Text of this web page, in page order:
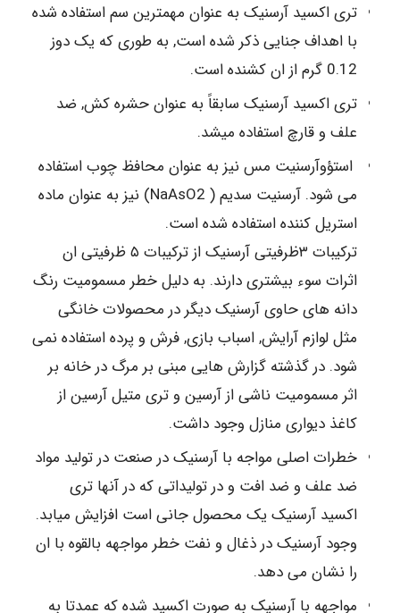
تری اکسید آرسنیک به عنوان مهمترین سم استفاده شده
با اهداف جنایی ذکر شده است, به طوری که یک دوز
0.12 گرم از ان کشنده است.
تری اکسید آرسنیک سابقاً به عنوان حشره کش, ضد
علف و قارچ استفاده میشد.
استؤوآرسنیت مس نیز به عنوان محافظ چوب استفاده
می شود. آرسنیت سدیم ( NaAsO2) نیز به عنوان ماده
استریل کننده استفاده شده است.
ترکیبات ٣ظرفیتی آرسنیک از ترکیبات ۵ ظرفیتی ان
اثرات سوء بیشتری دارند. به دلیل خطر مسمومیت رنگ
دانه های حاوی آرسنیک دیگر در محصولات خانگی
مثل لوازم آرایش, اسباب بازی, فرش و پرده استفاده نمی
شود. در گذشته گزارش هایی مبنی بر مرگ در خانه بر
اثر مسمومیت ناشی از آرسین و تری متیل آرسین از
کاغذ دیواری منازل وجود داشت.
خطرات اصلی مواجه با آرسنیک در صنعت در تولید مواد
ضد علف و ضد افت و در تولیداتی که در آنھا تری
اکسید آرسنیک یک محصول جانی است افزایش میابد.
وجود آرسنیک در ذغال و نفت خطر مواجهه بالقوه با ان
را نشان می دهد.
مواجهه با آرسنیک به صورت اکسید شده که عمدتا به